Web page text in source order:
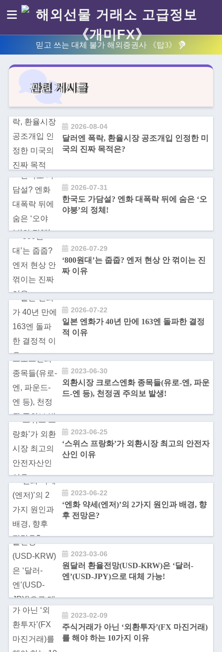
믿고 쓰는 대체 불가 해외증권사 《탑3》
관련 게시글
2026-08-04
달러엔 폭락, 환율시장 공조개입 인정한 미
국의 진짜 목적은?
2026-07-31
한국도 가담설? 엔화 대폭락 뒤에 숨은 ‘오
야붕’의 정체!
2026-07-29
‘800원대’는 줍줍? 엔저 현상 안 꺾이는 진
짜 이유
2026-07-22
일본 엔화가 40년 만에 163엔 돌파한 결정
적 이유
2023-06-30
외환시장 크로스엔화 종목들(유로-엔, 파운
드-엔 등), 천정권 주의보 발생!
2023-06-25
‘스위스 프랑화’가 외환시장 최고의 안전자
산인 이유
2023-06-22
‘엔화 약세(엔저)’의 2가지 원인과 배경, 향
후 전망은?
2023-03-06
원달러 환율전망(USD-KRW)은 ‘달러-
엔’(USD-JPY)으로 대체 가능!
2023-02-09
주식거래가 아닌 ‘외환투자’(FX 마진거래)
를 해야 하는 10가지 이유